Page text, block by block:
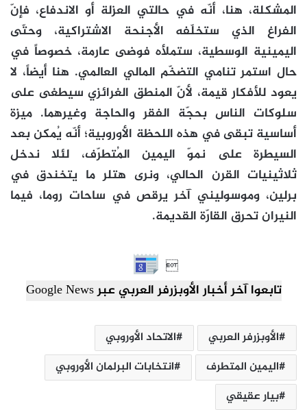
المشكلة، هنا، أنّه في حالتي العزلة أو الاندفاع، فإنّ
الفراغ الذي ستخلّفه الأجنحة الاشتراكية، وحتّى
اليمينية الوسطية، ستملأه فوضى عارمة، خصوصاً في
حال استمر تنامي التضخّم المالي العالمي. هنا أيضاً، لا
يعود للأفكار قيمة، لأنّ المنطق الغرائزي سيطغى على
سلوكات الناس بحجّة الفقر والحاجة وغيرهما. ميزة
أساسية تبقى في هذه اللحظة الأوروبية؛ أنّه يُمكن بعد
السيطرة على نموّ اليمين المُتطرّف، لئلا ندخل
ثلاثينيات القرن الحالي، ونرى هتلر ما يتخندق في
برلين، وموسوليني آخر يرقص في ساحات روما، فيما
النيران تحرق القارّة القديمة.

تابعوا آخر أخبار الأوبزرفر العربي عبر Google News
الأوبزرفر العربي
الاتحاد الأوروبي
اليمين المتطرف
انتخابات البرلمان الأوروبي
بيار عقيقي